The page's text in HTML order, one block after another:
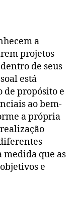
a
projetos
de seus
está
de propósito e
ao bem-
a própria
medida que as
e